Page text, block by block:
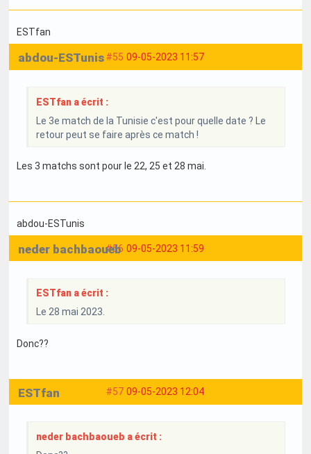
ESTfan
#55 09-05-2023 11:57
abdou-ESTunis
ESTfan a écrit :
Le 3e match de la Tunisie c'est pour quelle date ? Le
retour peut se faire après ce match !
Les 3 matchs sont pour le 22, 25 et 28 mai.
abdou-ESTunis
#56 09-05-2023 11:59
neder bachbaoueb
ESTfan a écrit :
Le 28 mai 2023.
Donc??
#57 09-05-2023 12:04
ESTfan
neder bachbaoueb a écrit :